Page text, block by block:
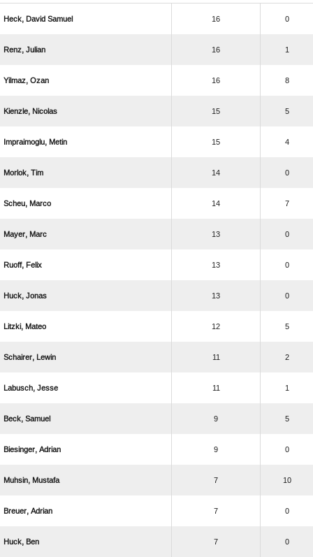
   16 0
  16 1
  16 8
  15 5
  15 4
  14 0
  14 7
  13 0
  13 0
  13 0
  12 5
  11 2
  11 1
  9 5
  9 0
  7 10
  7 0
  7 0